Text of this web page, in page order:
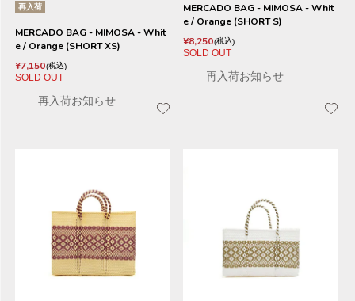
再入荷
MERCADO BAG - MIMOSA - Whit
e / Orange (SHORT XS)
¥7,150 税込
SOLD OUT
再入荷お知らせ
MERCADO BAG - MIMOSA - Whit
e / Orange (SHORT S)
¥8,250 税込
SOLD OUT
再入荷お知らせ